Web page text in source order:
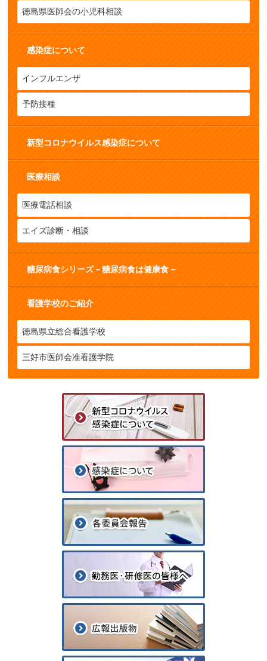
徳島県医師会の小児科相談
感染症について
インフルエンザ
予防接種
新型コロナウイルス感染症について
医療相談
医療電話相談
エイズ診断・相談
糖尿病食シリーズ－糖尿病食は健康食－
看護学校のご紹介
徳島県立総合看護学校
三好市医師会准看護学院